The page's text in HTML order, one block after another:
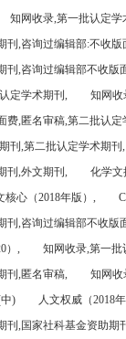
知网收录,第一批认定学
刊,咨询过编辑部:不收版
刊,咨询过编辑部不收
定学术期刊,
知网收
费,匿名审稿,第二批认定
刊,第二批认定学术期刊,
刊,外文期刊,
化学文
核心（2018年版）,
刊,咨询过编辑部不收版
）,
知网收录,第一批
刊,匿名审稿,
知网收
)
人文权威（2018
刊,国家社科基金资助期